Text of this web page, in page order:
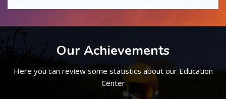
Our Achievements
Here you can review some statistics about our Education
Center